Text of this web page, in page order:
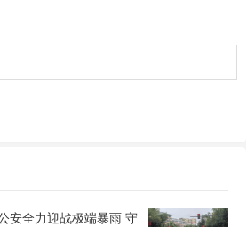
安全力迎战极端暴雨 守